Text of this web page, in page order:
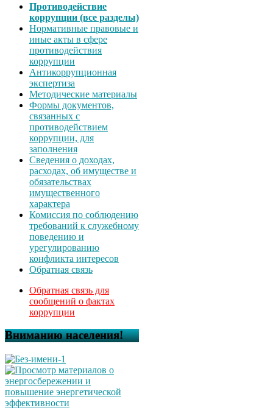
Противодействие
коррупции (все разделы)
Нормативные правовые и
иные акты в сфере
противодействия
коррупции
Антикоррупционная
экспертиза
Методические материалы
Формы документов,
связанных с
противодействием
коррупции, для
заполнения
Сведения о доходах,
расходах, об имуществе и
обязательствах
имущественного
характера
Комиссия по соблюдению
требований к служебному
поведению и
урегулированию
конфликта интересов
Обратная связь
Обратная связь для
сообщений о фактах
коррупции
Вниманию населения!